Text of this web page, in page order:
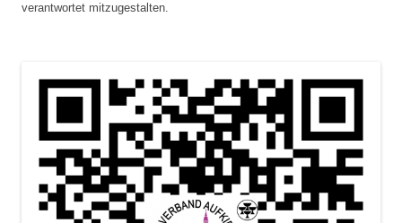
verantwortet mitzugestalten.